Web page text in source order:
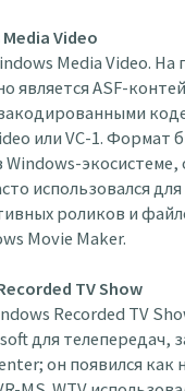
Video
Media Video. На
является ASF-
или VC-1. Формат
экосистеме,
использовался
роликов и
Movie Maker.
TV Show
Recorded TV
для телепередач,
он появился как